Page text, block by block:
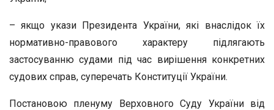
– якщо укази Президента України, які внаслідок їх
нормативно-правового характеру підлягають
застосуванню судами під час вирішення конкретних
судових справ, суперечать Конституції України.
Постановою пленуму Верховного Суду України від